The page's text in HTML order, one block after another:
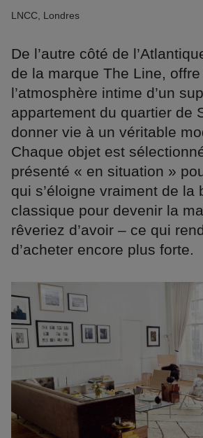
LNCC, Londres
De l’autre côté de
de la marque The Line,
l’atmosphère intime d’un
appartement du quartier de
donner vie à un véritable
Chaque objet est
présenté « en situation »
qui s’éloigne vraiment de la
classique pour devenir la
rêveriez d’avoir – ce qui
d’acheter encore plus forte.